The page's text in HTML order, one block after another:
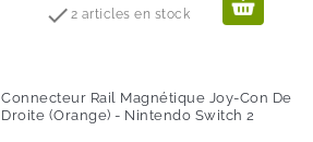
de
 2 articles en stock
Connecteur Rail Magnétique Joy-Con De
Droite (orange) - Nintendo Switch 2